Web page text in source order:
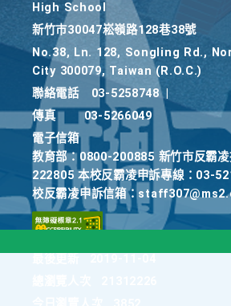
High School
新竹巿30047崧嶺路128巷38號
No.38, Ln. 128, Songling Rd.,
City 300079, Taiwan (R.O.C.)
聯絡電話
03-5258748
傳真
03-5266049
電子信箱
教育部：0800-200885 新竹市反霸
222805 本校反霸凌申訴專線：03-
校反霸凌申訴信箱：